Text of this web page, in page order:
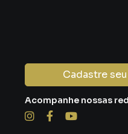
Cadastre
Acompanhe nossas